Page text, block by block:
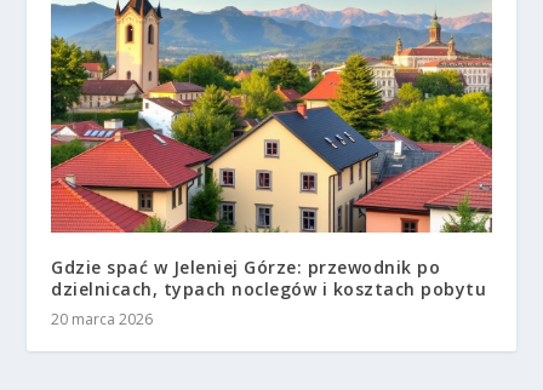
Gdzie spać w Jeleniej Górze: przewodnik po
dzielnicach, typach noclegów i kosztach pobytu
20 marca 2026